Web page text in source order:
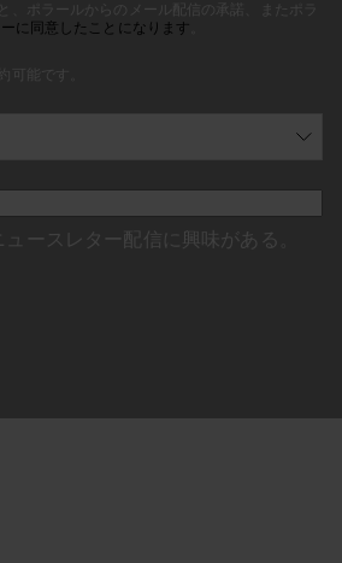
、ポラールからのメール配信の承諾、またポラ
に同意したことになります
可能です。
ースレター配信に興味がある。